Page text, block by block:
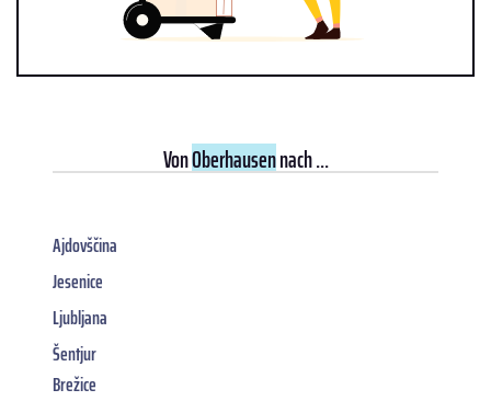
VonOberhausennach ...
Ajdovščina
Jesenice
Ljubljana
Šentjur
Brežice